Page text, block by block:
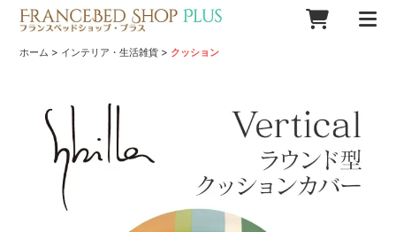
ホーム > インテリア・生活雑貨 > クッション